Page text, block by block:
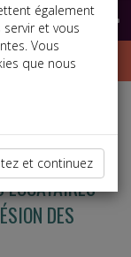
LOCATAIRES
DES
également
et vous
Vous
que nous
et continuez